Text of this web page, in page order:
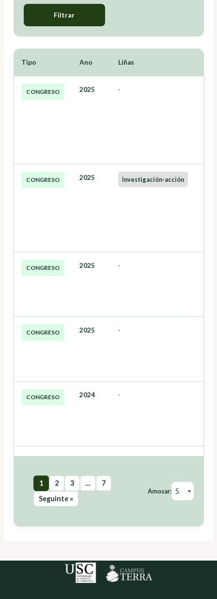
Filtrar
Tipo Ano Liñas
CONGRESO 2025 -
CONGRESO 2025 Investigación-acción
CONGRESO 2025 -
CONGRESO 2025 -
CONGRESO 2024 -
1 2 3 …
7
Seguinte »
Amosar: